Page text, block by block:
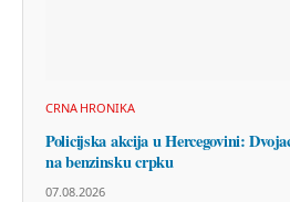
CRNA HRONIKA
Policijska akcija u Hercegovini:
na benzinsku crpku
07.08.2026